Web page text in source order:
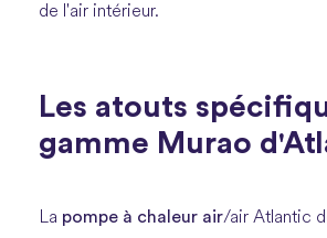
de l'air intérieur.
Les atouts
gamme Murao
La pompe à chaleur air/air Atlantic